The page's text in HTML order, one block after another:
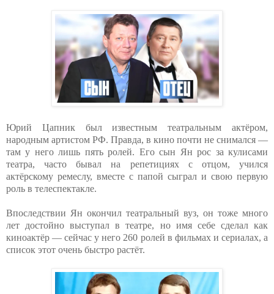
Юрий Цапник был известным театральным актёром,
народным артистом РФ. Правда, в кино почти не снимался —
там у него лишь пять ролей. Его сын Ян рос за кулисами
театра, часто бывал на репетициях с отцом, учился
актёрскому ремеслу, вместе с папой сыграл и свою первую
роль в телеспектакле.
Впоследствии Ян окончил театральный вуз, он тоже много
лет достойно выступал в театре, но имя себе сделал как
киноактёр — сейчас у него 260 ролей в фильмах и сериалах, а
список этот очень быстро растёт.